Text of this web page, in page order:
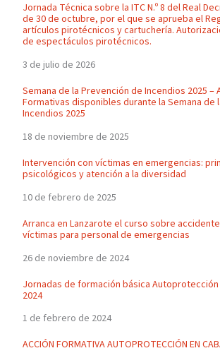
Jornada Técnica sobre la ITC N.º 8 del Real
de 30 de octubre, por el que se aprueba el
artículos pirotécnicos y cartuchería.
de espectáculos pirotécnicos.
3 de julio de 2026
Semana de la Prevención de Incendios 2025 –
Formativas disponibles durante la Semana de
Incendios 2025
18 de noviembre de 2025
Intervención con víctimas en emergencias:
psicológicos y atención a la diversidad
10 de febrero de 2025
Arranca en Lanzarote el curso sobre
víctimas para personal de emergencias
26 de noviembre de 2024
Jornadas de formación básica Autoprotección
2024
1 de febrero de 2024
ACCIÓN FORMATIVA AUTOPROTECCIÓN EN